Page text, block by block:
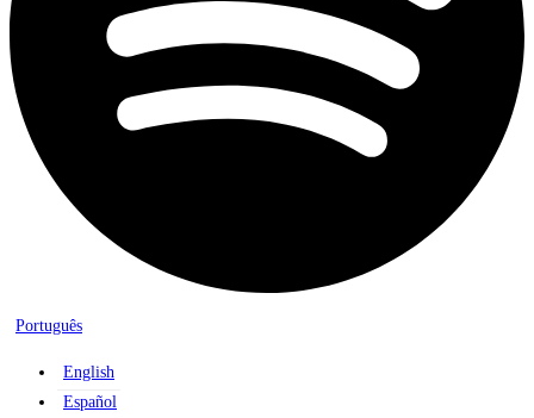
Português
English
Español